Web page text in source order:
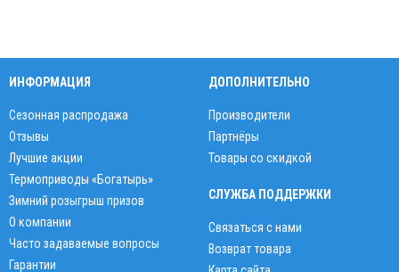
ИНФОРМАЦИЯ
Сезонная распродажа
Отзывы
Лучшие акции
Термоприводы «Богатырь»
Зимний розыгрыш призов
О компании
Часто задаваемые вопросы
Гарантии
ДОПОЛНИТЕЛЬНО
Производители
Партнёры
Товары со скидкой
СЛУЖБА ПОДДЕРЖКИ
Связаться с нами
Возврат товара